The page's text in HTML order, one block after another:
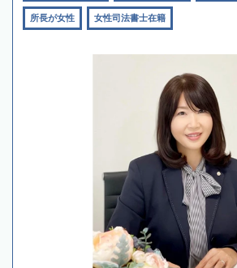
所長が女性 女性司法書士在籍